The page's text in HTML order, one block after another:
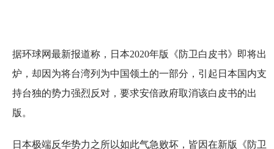
据环球网最新报道称，日本2020年版《防卫白皮书》即将出
炉，却因为将台湾列为中国领土的一部分，引起日本国内支
持台独的势力强烈反对，要求安倍政府取消该白皮书的出
版。
日本极端反华势力之所以如此气急败坏，皆因在新版《防卫